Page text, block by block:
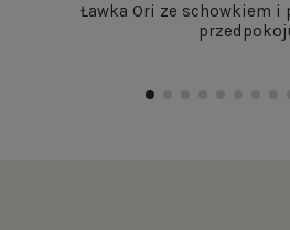
Ławka Ori ze schowkiem i